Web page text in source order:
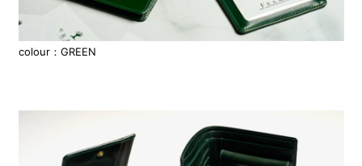
colour：GREEN